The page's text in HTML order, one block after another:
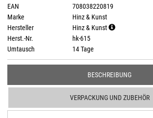
EAN
708038220819
Marke
Hinz & Kunst
Hersteller
Hinz & Kunst
Herst.-Nr.
hk-615
Umtausch
14 Tage
BESCHREIBUNG
VERPACKUNG UND ZUBEHÖR